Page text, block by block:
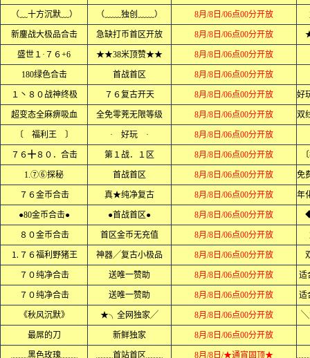
（﹏十方沉默﹏） （﹏﹏独创﹏﹏） 8月/8日/06点00分开放
新鏖战大极品合击 急缺打币首区开放 8月/8日/06点00分开放
盛世１·７６+6 ★★38米顶赞★★ 8月/8日/06点00分开放
180绿色合击 首战首区 8月/8日/06点00分开放
１丶８０战神终极 ７６复古开天 8月/8日/06点00分开放
超变态全麻痹吸血 全免零茺无限等级 8月/8日/06点00分开放
〔 福利王 〕 · 好玩 · 8月/8日/06点00分开放
７６╋８０．合击 第１战．１区 8月/8日/06点00分开放
1.⑦⑥探秘 首战首区 8月/8日/06点00分开放
７６金币合击 真★纯净复古 8月/8日/06点00分开放
●80金币合击● ●首战首区● 8月/8日/06点00分开放
８０金币合击 首区金币无充值 8月/8日/06点00分开放
⒈７６福利野猪王 神器╱复古小极品 8月/8日/06点00分开放
７０纯净合击 送唯一赞助 8月/8日/06点00分开放 适
７０纯净合击 送唯一赞助 8月/8日/06点00分开放 适
《秋风沉默》 ★╮全网独家╱ 8月/8日/06点00分开放 ╲
最屌的刀 新鲜独家 8月/8日/06点00分开放
﹏﹏黑色玫瑰﹏﹏ ﹏﹏首站首区﹏﹏ 8月/8日/★通宵固顶★